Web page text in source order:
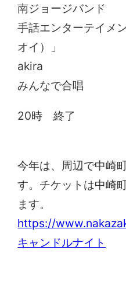
南ジョージバンド
手話エンターテイメ
オイ）」
akira
みんなで合唱
20時 終了
今年は、周辺で中崎
す。チケットは中崎
ます。
https://
キャンドルナイト